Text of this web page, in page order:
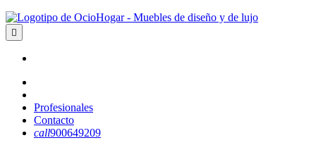

Profesionales
Contacto
call900649209